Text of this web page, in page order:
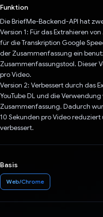
Funktion
Die BriefMe-Backend-API hat
Version 1: Für das Extrahieren
für die Transkription Google
der Zusammenfassung ein
Zusammenfassungstool. Dieser
pro Video.
Version 2: Verbessert durch das
YouTube DL und die
Zusammenfassung. Dadurch
10 Sekunden pro Video reduziert
verbessert.
Basis
Web/Chrome